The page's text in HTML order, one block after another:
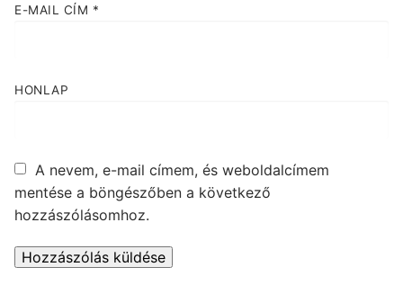
E-MAIL CÍM *
HONLAP
A nevem, e-mail címem, és weboldalcímem
mentése a böngészőben a következő
hozzászólásomhoz.